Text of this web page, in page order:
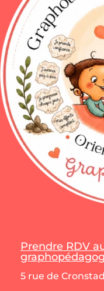
Prendre RDV
5 rue de